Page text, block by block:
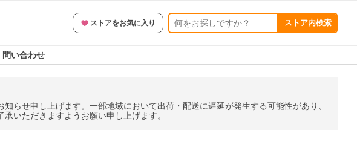
ストアをお気に入り ストア内検索
問い合わせ
らせ申し上げます。一部地域において出荷・配送に遅延が発生する可能性があり、
いただきますようお願い申し上げます。